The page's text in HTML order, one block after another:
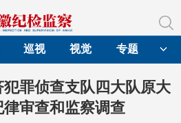
巡视 视觉 专题
罪侦查支队四大队原大
审查和监察调查